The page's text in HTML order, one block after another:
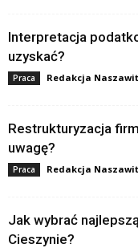
Interpretacja
uzyskać?
Praca Redakcja
Restrukturyzacja
uwagę?
Praca Redakcja
Jak wybrać
Cieszynie?